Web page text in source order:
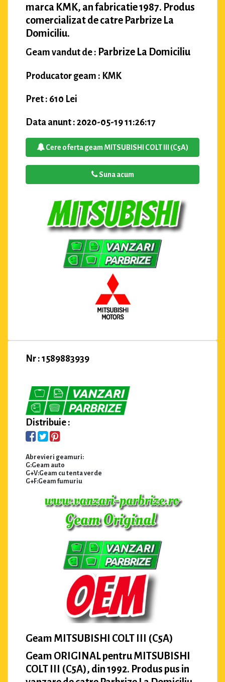
marca KMK, an fabricatie 1987. Produs
comercializat de catre Parbrize La
Domiciliu.
Geam vandut de : Parbrize La Domiciliu
Producator geam : KMK
Pret : 610 Lei
Data anunt : 2020-05-19 11:26:17
Cere oferta geam MITSUBISHI COLT III (C5A)
Suna acum
Nr : 1589883939
Distribuie :
Abrevieri geamuri:
G:Geam auto
G+V:Geam cu tenta verde
G+F:Geam fumuriu
Geam MITSUBISHI COLT III (C5A)
Geam ORIGINAL pentru MITSUBISHI
COLT III (C5A), din 1992. Produs pus in